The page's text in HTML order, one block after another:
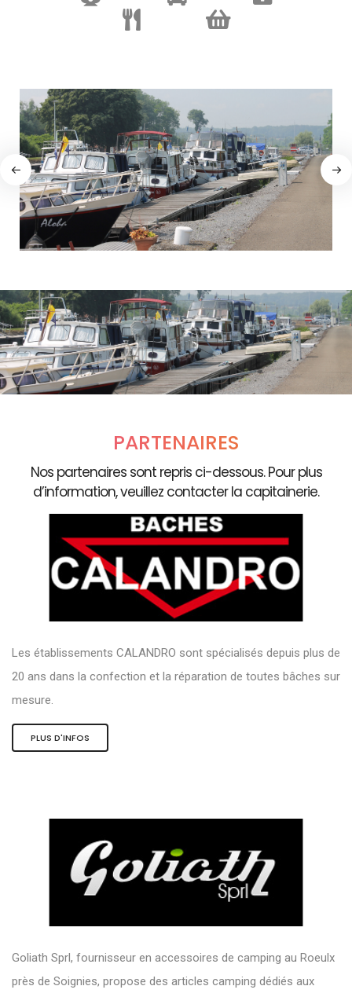
PARTENAIRES
Nos partenaires sont repris ci-dessous. Pour plus
d’information, veuillez contacter la capitainerie.
Les établissements CALANDRO sont spécialisés depuis plus de
20 ans dans la confection et la réparation de toutes bâches sur
mesure.
PLUS D'INFOS
Goliath Sprl, fournisseur en accessoires de camping au Roeulx
près de Soignies, propose des articles camping dédiés aux